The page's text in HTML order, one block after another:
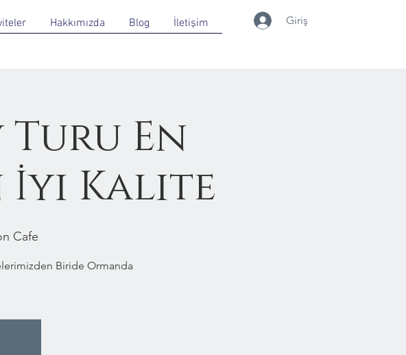
Hakkımızda Blog İletişim Giriş
En
İyi Kalite
Cafe
Biride Ormanda